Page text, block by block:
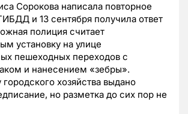
Сорокова написала повторное
и 13 сентября получила ответ
полиция считает
установку на улице
пешеходных переходов с
и нанесением «зебры».
хозяйства выдано
но разметка до сих пор не